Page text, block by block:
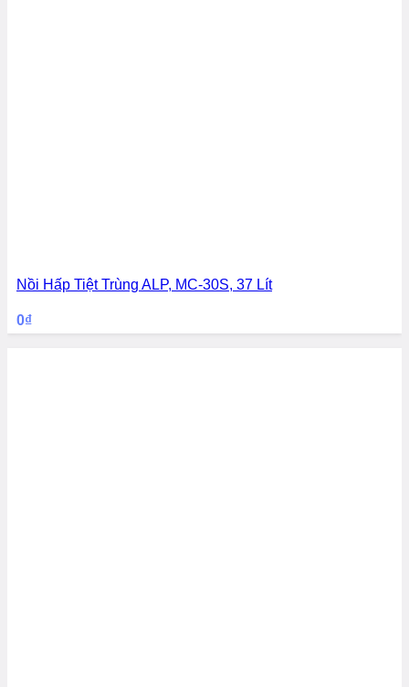
Nồi Hấp Tiệt Trùng ALP, MC-30S, 37 Lít
0₫